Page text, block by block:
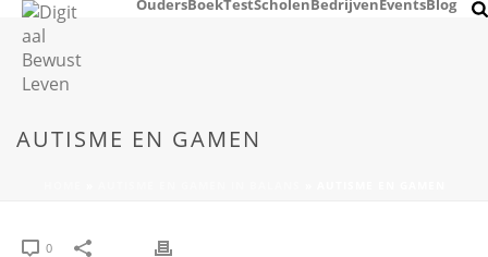
OudersBoekTestScholen Bedrijven EventsBlog
AUTISME EN GAMEN
0